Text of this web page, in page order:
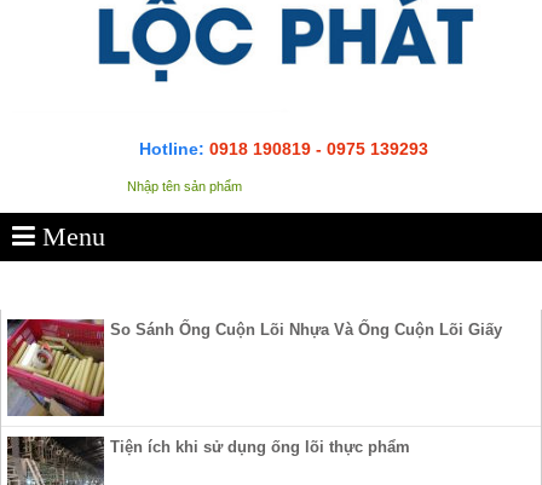
Hotline: 0918 190819 - 0975 139293
Menu
So Sánh Ống Cuộn Lõi Nhựa Và Ống Cuộn Lõi Giấy
Tiện ích khi sử dụng ống lõi thực phẩm